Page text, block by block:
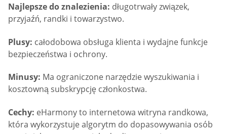
Najlepsze do znalezienia: długotrwały związek,
przyjaźń, randki i towarzystwo.
Plusy: całodobowa obsługa klienta i wydajne funkcje
bezpieczeństwa i ochrony.
Minusy: Ma ograniczone narzędzie wyszukiwania i
kosztowną subskrypcję członkostwa.
Cechy: eHarmony to internetowa witryna randkowa,
która wykorzystuje algorytm do dopasowywania osób